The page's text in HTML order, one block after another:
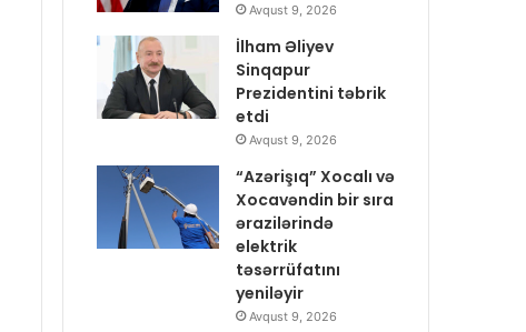
Avqust 9, 2026
İlham Əliyev
Sinqapur
Prezidentini təbrik
etdi
Avqust 9, 2026
“Azərişıq” Xocalı və
Xocavəndin bir sıra
ərazilərində
elektrik
təsərrüfatını
yeniləyir
Avqust 9, 2026